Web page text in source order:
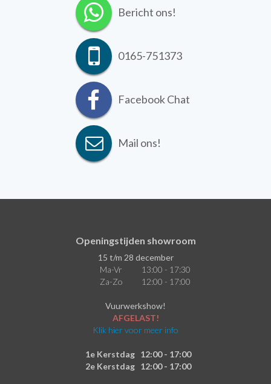
Bericht ons!
0165-751373
Facebook Chat
Mail ons!
Openingstijden showroom
15 t/m 28 december
Ma-Vr
13:00 - 17:30
Za-Zo
12:00 - 17:00
Vuurwerkshow!
AFGELAST!
Klik hier voor meer info
1e Kerstdag 12:00 - 17:00
2e Kerstdag 12:00 - 17:00